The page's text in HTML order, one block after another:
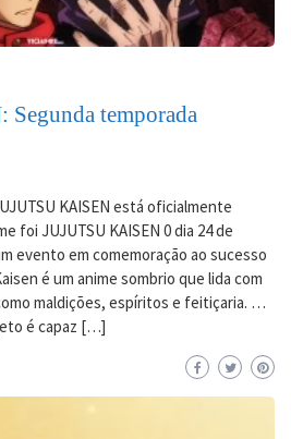
temporada
KAISEN está oficialmente
foi JUJUTSU KAISEN 0 dia 24 de
evento em comemoração ao sucesso
é um anime sombrio que lida com
maldições, espíritos e feitiçaria. …
é capaz […]